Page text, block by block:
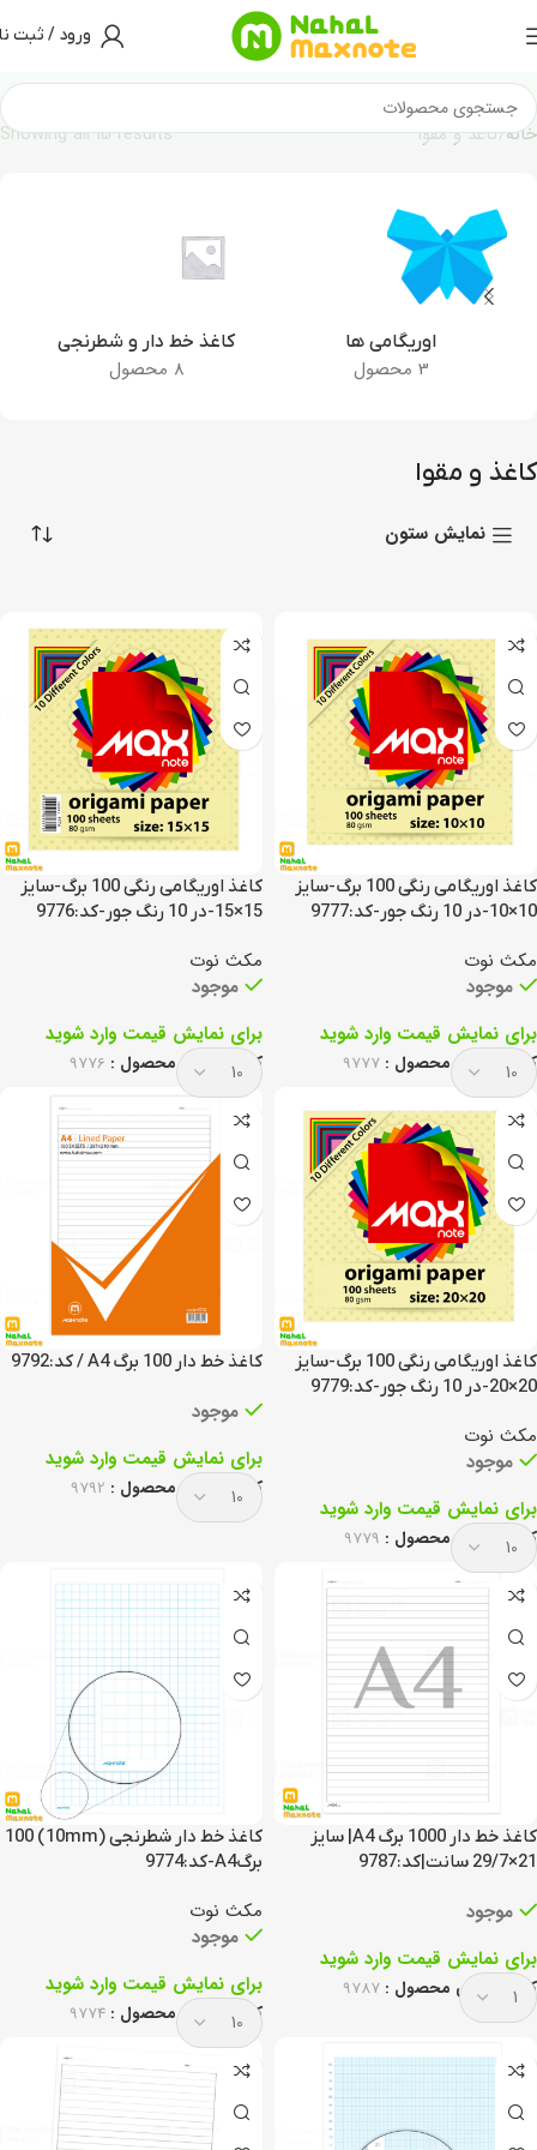
ورود / ثبت
خانه کاغذ و مقوا Showing all 15 results
اوریگامی ها
3 محصول
کاغذ خط دار و شطرنجی
8 محصول
کاغذ و مقوا
نمایش ستون
کاغذ اوریگامی رنگی 100 برگ-سایز
10×10-در 10 رنگ جور-کد:9777
مکث نوت
موجود
برای نمایش قیمت وارد شوید
کد انحصاری محصول : 9777
کاغذ اوریگامی رنگی 100 برگ-سایز
15×15-در 10 رنگ جور-کد:9776
مکث نوت
موجود
برای نمایش قیمت وارد شوید
کد انحصاری محصول : 9776
کاغذ اوریگامی رنگی 100 برگ-سایز
20×20-در 10 رنگ جور-کد:9779
مکث نوت
موجود
برای نمایش قیمت وارد شوید
کد انحصاری محصول : 9779
کاغذ خط دار 100 برگ A4 / کد:9792
موجود
برای نمایش قیمت وارد شوید
کد انحصاری محصول : 9792
کاغذ خط دار 1000 برگ A4| سایز
21×29/7 سانت|کد:9787
موجود
برای نمایش قیمت وارد شوید
کد انحصاری محصول : 9787
کاغذ خط دار شطرنجی (10mm) 100
برگA4-کد:9774
مکث نوت
موجود
برای نمایش قیمت وارد شوید
کد انحصاری محصول : 9774